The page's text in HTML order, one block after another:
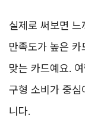
실제로 써보면
만족도가 높은
맞는 카드예요.
구형 소비가 중
니다.